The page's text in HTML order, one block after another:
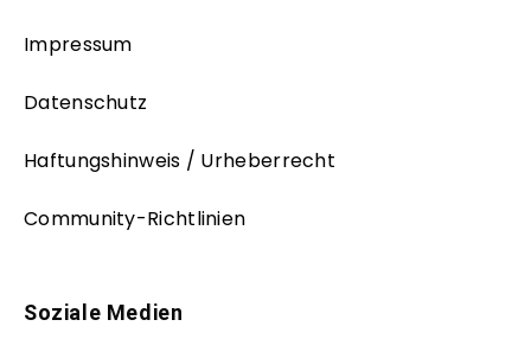
Impressum
Datenschutz
Haftungshinweis / Urheberrecht
Community-Richtlinien
Soziale Medien